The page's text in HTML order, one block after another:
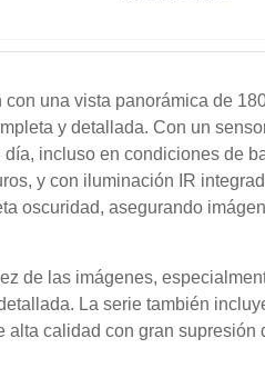
una vista panorámica de
y detallada. Con un
incluso en condiciones de
y con iluminación IR
oscuridad, asegurando
de las imágenes,
La serie también
alta calidad con gran supresión